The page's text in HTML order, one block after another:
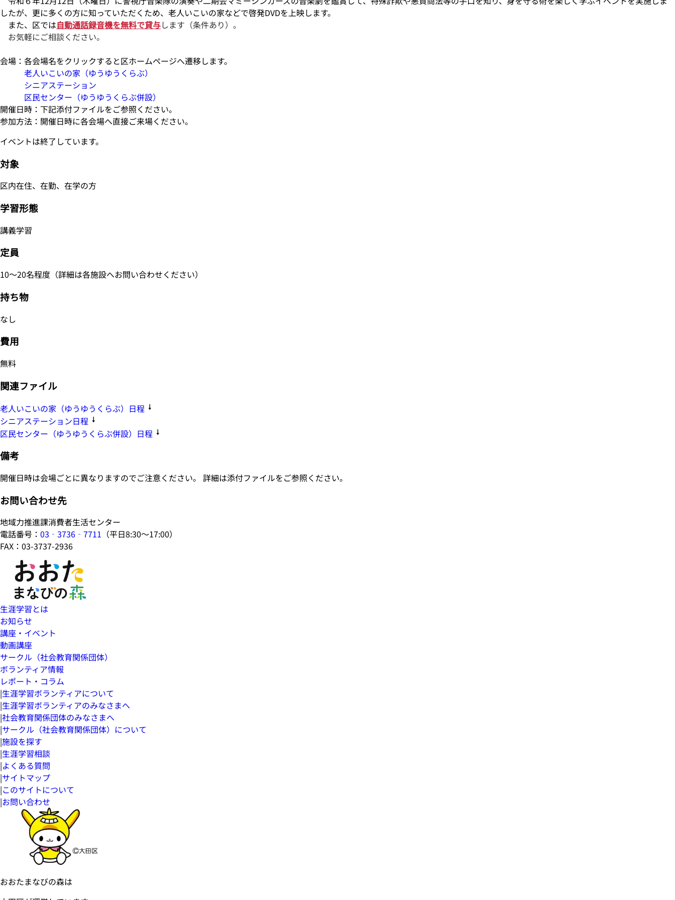
したが、更に多くの方に知っていただくため、老人いこいの家などで啓発DVDを上映します。
また、区では自動通話録音機を無料で貸与します（条件あり）。
お気軽にご相談ください。
会場：各会場名をクリックすると区ホームページへ遷移します。
老人いこいの家（ゆうゆうくらぶ）
シニアステーション
区民センター（ゆうゆうくらぶ併設）
開催日時：下記添付ファイルをご参照ください。
参加方法：開催日時に各会場へ直接ご来場ください。
イベントは終了しています。
対象
区内在住、在勤、在学の方
学習形態
講義学習
定員
10～20名程度（詳細は各施設へお問い合わせください）
持ち物
なし
費用
無料
関連ファイル
老人いこいの家（ゆうゆうくらぶ）日程
シニアステーション日程
区民センター（ゆうゆうくらぶ併設）日程
備考
開催日時は会場ごとに異なりますのでご注意ください。 詳細は添付ファイルをご参照ください。
お問い合わせ先
地域力推進課消費者生活センター
電話番号： 03‐3736‐7711 （平日8:30～17:00）
FAX：03-3737-2936
生涯学習とは
お知らせ
講座・イベント
動画講座
サークル（社会教育関係団体）
ボランティア情報
レポート・コラム
|生涯学習ボランティアについて
|生涯学習ボランティアのみなさまへ
|社会教育関係団体のみなさまへ
|サークル（社会教育関係団体）について
|施設を探す
|生涯学習相談
|よくある質問
|サイトマップ
|このサイトについて
|お問い合わせ
おおたまなびの森は